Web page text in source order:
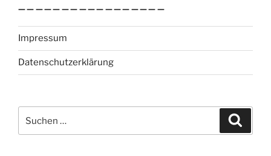
—————————————————
Impressum
Datenschutzerklärung
nach: